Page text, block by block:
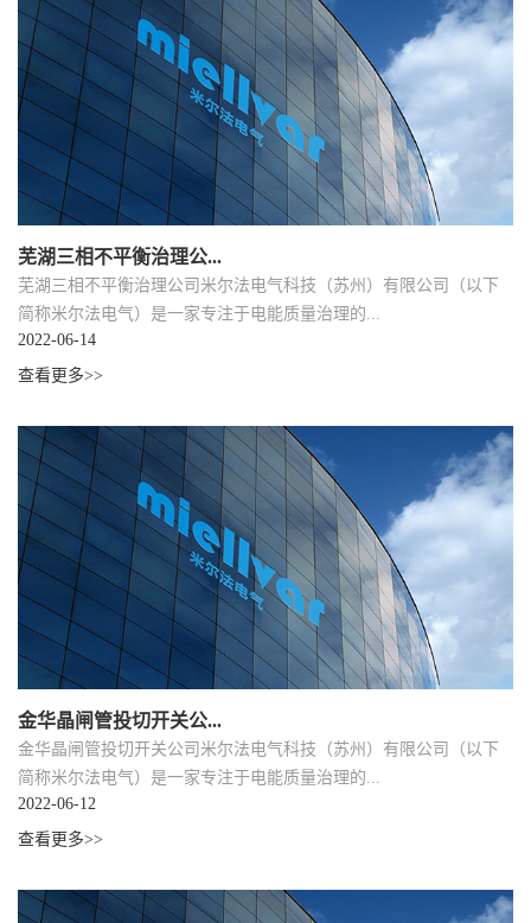
芜湖三相不平衡治理公...
芜湖三相不平衡治理公司米尔法电气科技（苏州）有限公司（以下
简称米尔法电气）是一家专注于电能质量治理的...
2022-06-14
查看更多>>
金华晶闸管投切开关公...
金华晶闸管投切开关公司米尔法电气科技（苏州）有限公司（以下
简称米尔法电气）是一家专注于电能质量治理的...
2022-06-12
查看更多>>